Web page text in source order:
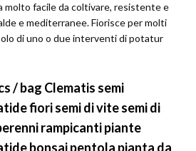
molto facile da coltivare, resistente e
e mediterranee. Fiorisce per molti
di uno o due interventi di potatur
/ bag Clematis semi
fiori semi di vite semi di
rampicanti piante
bonsai pentola pianta da